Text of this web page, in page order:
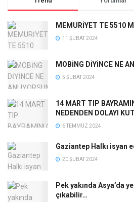
MEMURİYET TE 5510
11 ŞUBAT 2024
MOBİNG DİYİNCE NE
5 ŞUBAT 2024
14 MART TIP
NEDENDEN DOLAYI
6 TEMMUZ 2024
Gaziantep Halkı isyan
20 ŞUBAT 2024
Pek yakında Asya’da
çıkabilir…